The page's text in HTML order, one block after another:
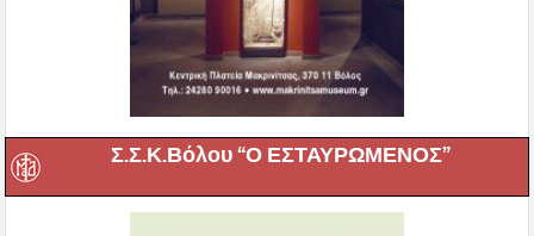
Σ.Σ.Κ.Βόλου “Ο ΕΣΤΑΥΡΩΜΕΝΟΣ”